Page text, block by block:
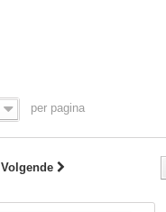
per pagina
Volgende